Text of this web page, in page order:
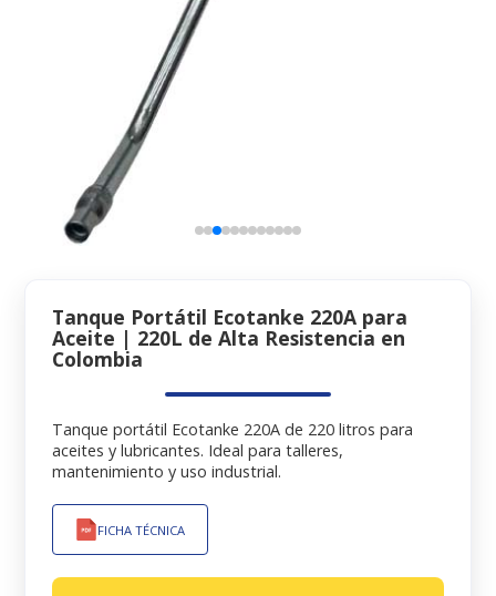
Tanque Portátil Ecotanke 220A para
Aceite | 220L de Alta Resistencia en
Colombia
Tanque portátil Ecotanke 220A de 220 litros para
aceites y lubricantes. Ideal para talleres,
mantenimiento y uso industrial.
FICHA TÉCNICA